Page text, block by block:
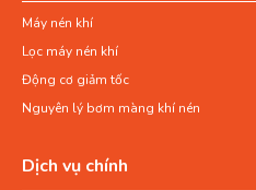
Máy nén khí
Lọc máy nén khí
Động cơ giảm tốc
Nguyên lý bơm màng khí nén
Dịch vụ chính